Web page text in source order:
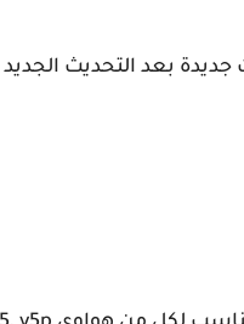
بعد التحديث الجديد